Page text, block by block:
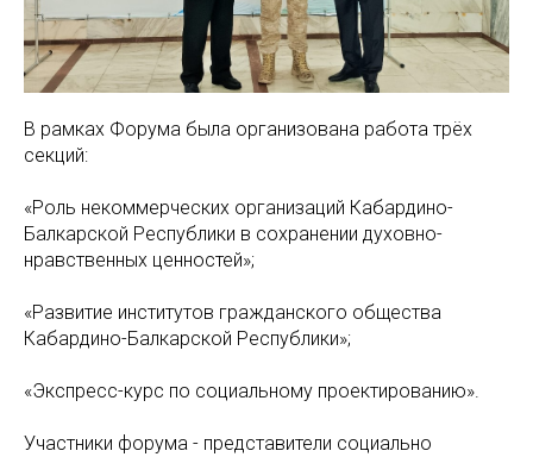
В рамках Форума была организована работа трёх
секций:
«Роль некоммерческих организаций Кабардино-
Балкарской Республики в сохранении духовно-
нравственных ценностей»;
«Развитие институтов гражданского общества
Кабардино-Балкарской Республики»;
«Экспресс-курс по социальному проектированию».
Участники форума - представители социально